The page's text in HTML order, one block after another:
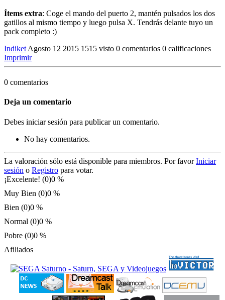
Ítems extra: Coge el mando del puerto 2, mantén pulsados los dos
gatillos al mismo tiempo y luego pulsa X. Tendrás delante tuyo un
pack completo :)
Indiket Agosto 12 2015 1515 visto 0 comentarios 0 calificaciones
Imprimir
0 comentarios
Deja un comentario
Debes iniciar sesión para publicar un comentario.
No hay comentarios.
La valoración sólo está disponible para miembros. Por favorIniciar
sesión o Registro para votar.
¡Excelente! (0)0 %
Muy Bien (0)0 %
Bien (0)0 %
Normal (0)0 %
Pobre (0)0 %
Afiliados